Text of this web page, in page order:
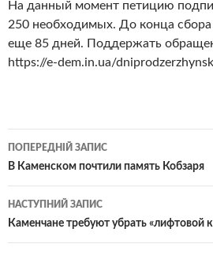
На данный момент петицию
250 необходимых. До конца сбора
еще 85 дней. Поддержать
https://e-dem.in.ua/
Навігація
по
записам
ПОПЕРЕДНІЙ ЗАПИС
В Каменском почтили память Кобзаря
НАСТУПНИЙ ЗАПИС
Каменчане требуют убрать «лифтовой